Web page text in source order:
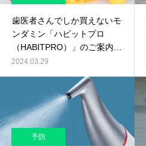
歯医者さんでしか買えないモ
ンダミン「ハビットプロ
（HABITPRO）」のご案内
2024.03.29
予防